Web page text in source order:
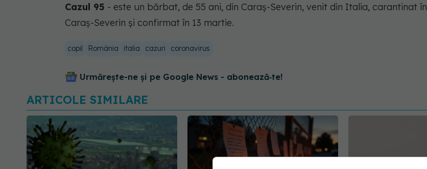
Cazul 95 - este un bărbat, de 55 ani, din Caraș-Severin, venit din Italia, carantinat în
Caraș-Severin și confirmat în 13 martie.
copil România italia cazuri coronavirus
Urmărește-ne și pe Google News - abonează‑te!
ARTICOLE SIMILARE